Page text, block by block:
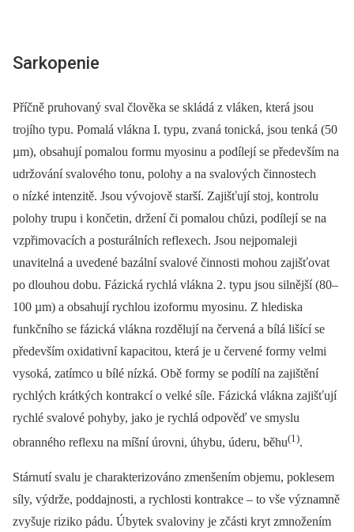
Sarkopenie
Příčně pruhovaný sval člověka se skládá z vláken, která jsou
trojího typu. Pomalá vlákna I. typu, zvaná tonická, jsou tenká (50
µm), obsahují pomalou formu myosinu a podílejí se především na
udržování svalového tonu, polohy a na svalových činnostech
o nízké intenzitě. Jsou vývojově starší. Zajišťují stoj, kontrolu
polohy trupu i končetin, držení či pomalou chůzi, podílejí se na
vzpřimovacích a posturálních reflexech. Jsou nejpomaleji
unavitelná a uvedené bazální svalové činnosti mohou zajišťovat
po dlouhou dobu. Fázická rychlá vlákna 2. typu jsou silnější (80–
100 µm) a obsahují rychlou izoformu myosinu. Z hlediska
funkčního se fázická vlákna rozdělují na červená a bílá lišící se
především oxidativní kapacitou, která je u červené formy velmi
vysoká, zatímco u bílé nízká. Obě formy se podílí na zajištění
rychlých krátkých kontrakcí o velké síle. Fázická vlákna zajišťují
rychlé svalové pohyby, jako je rychlá odpověď ve smyslu
obranného reflexu na míšní úrovni, úhybu, úderu, běhu(1).
Stárnutí svalu je charakterizováno zmenšením objemu, poklesem
síly, výdrže, poddajnosti, a rychlosti kontrakce –⁠ to vše významně
zvyšuje riziko pádu. Úbytek svaloviny je zčásti kryt zmnožením